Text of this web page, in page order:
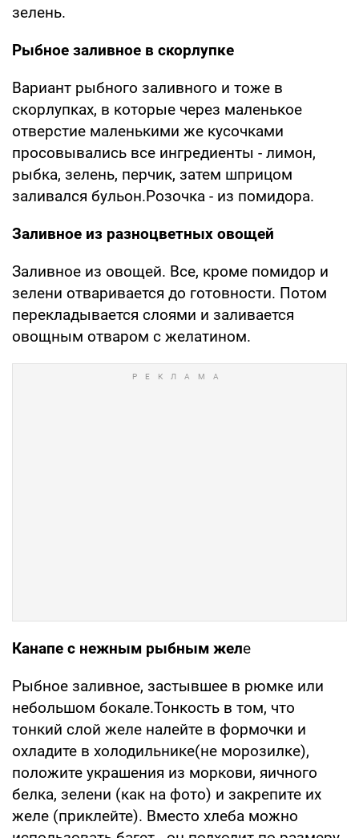
зелень.
Рыбное заливное в скорлупке
Вариант рыбного заливного и тоже в
скорлупках, в которые через маленькое
отверстие маленькими же кусочками
просовывались все ингредиенты - лимон,
рыбка, зелень, перчик, затем шприцом
заливался бульон.Розочка - из помидора.
Заливное из разноцветных овощей
Заливное из овощей. Все, кроме помидор и
зелени отваривается до готовности. Потом
перекладывается слоями и заливается
овощным отваром с желатином.
Канапе с нежным рыбным желе
Рыбное заливное, застывшее в рюмке или
небольшом бокале.Тонкость в том, что
тонкий слой желе налейте в формочки и
охладите в холодильнике(не морозилке),
положите украшения из моркови, яичного
белка, зелени (как на фото) и закрепите их
желе (приклейте). Вместо хлеба можно